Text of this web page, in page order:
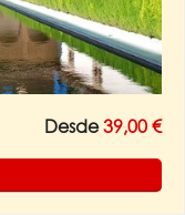
Desde39,00 €